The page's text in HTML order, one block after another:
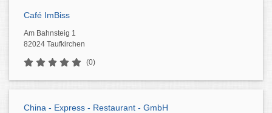
Café ImBiss
Am Bahnsteig 1
82024 Taufkirchen
(0)
China - Express - Restaurant - GmbH